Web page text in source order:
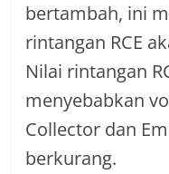
bertambah, ini
rintangan RCE
Nilai rintangan
menyebabkan
Collector dan
berkurang.